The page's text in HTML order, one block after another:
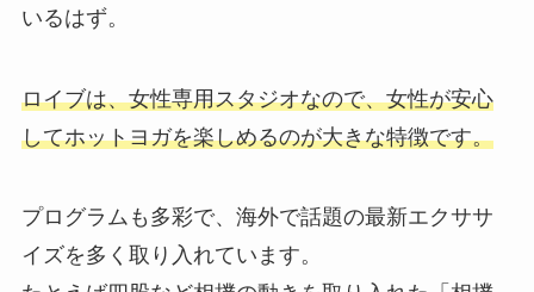
いるはず。
ロイブは、女性専用スタジオなので、女性が安心
してホットヨガを楽しめるのが大きな特徴です。
プログラムも多彩で、海外で話題の最新エクササ
イズを多く取り入れています。